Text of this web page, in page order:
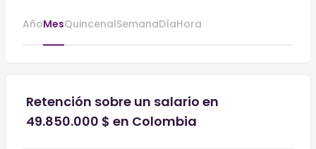
AñoMesQuincenalSemanaDíaHora
Retención sobre un salario en
49.850.000 $ en Colombia